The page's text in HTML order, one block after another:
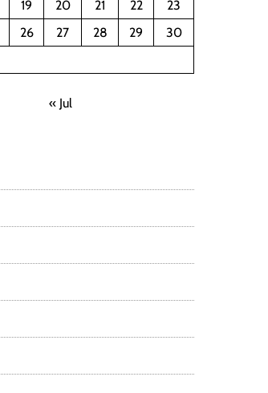
19 20 21 22
23
26 27 28 29
30
« Jul